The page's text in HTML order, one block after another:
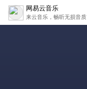
网易云音乐
来云音乐，畅听无损音质